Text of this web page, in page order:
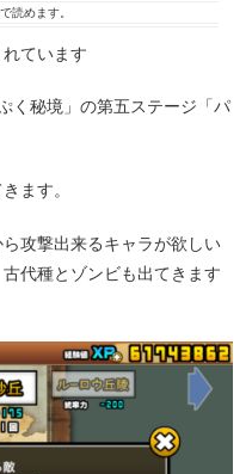
で読めます。
ています
く秘境」の第五ステージ「パ
ます。
攻撃出来るキャラが欲しい
代種とゾンビも出てきます